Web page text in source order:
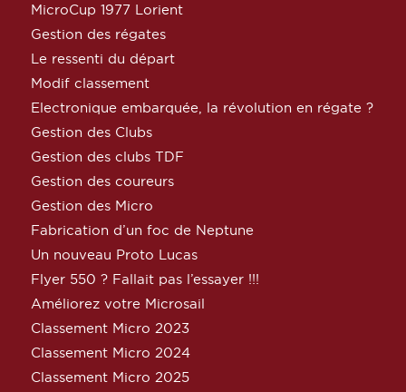
MicroCup 1977 Lorient
Gestion des régates
Le ressenti du départ
Modif classement
Electronique embarquée, la révolution en régate ?
Gestion des Clubs
Gestion des clubs TDF
Gestion des coureurs
Gestion des Micro
Fabrication d’un foc de Neptune
Un nouveau Proto Lucas
Flyer 550 ? Fallait pas l’essayer !!!
Améliorez votre Microsail
Classement Micro 2023
Classement Micro 2024
Classement Micro 2025